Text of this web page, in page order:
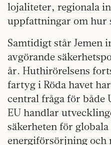
lojaliteter, regionala
uppfattningar om hur
Samtidigt står Jemen
avgörande
år. Huthirörelsens
fartyg i Röda havet
central fråga för både
EU handlar
säkerheten för
energiförsörjning och